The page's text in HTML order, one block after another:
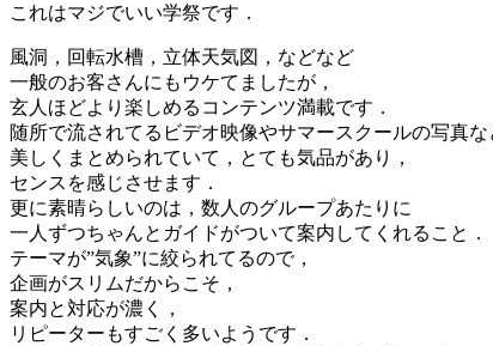
これはマジでいい学祭です．
風洞，回転水槽，立体天気図，などなど
一般のお客さんにもウケてましたが，
玄人ほどより楽しめるコンテンツ満載です．
随所で流されてるビデオ映像やサマースクールの写真な
美しくまとめられていて，とても気品があり，
センスを感じさせます．
更に素晴らしいのは，数人のグループあたりに
一人ずつちゃんとガイドがついて案内してくれること．
テーマが”気象”に絞られてるので，
企画がスリムだからこそ，
案内と対応が濃く，
リピーターもすごく多いようです．